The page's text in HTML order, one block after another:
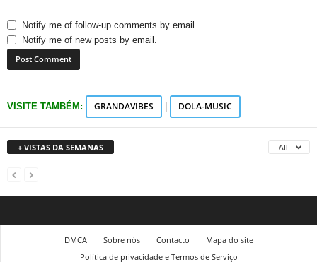
Notify me of follow-up comments by email.
Notify me of new posts by email.
VISITE TAMBÉM: GRANDAVIBES DOLA-MUSIC
+ VISTAS DA SEMANAS All
DMCA Sobre nós Contacto
Mapa do site
Política de privacidade e Termos de Serviço